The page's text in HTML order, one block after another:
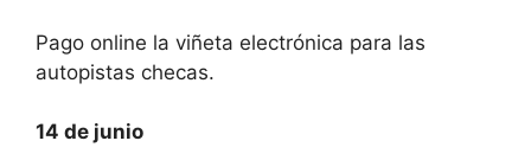
Pago online la viñeta electrónica para las
autopistas checas.
14 de junio